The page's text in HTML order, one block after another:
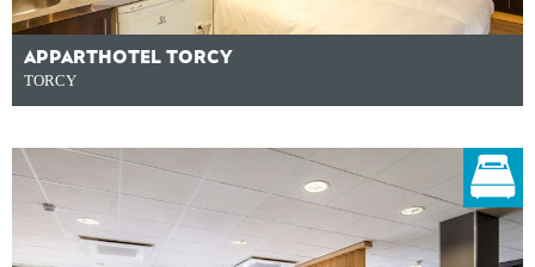
APPARTHOTEL TORCY
TORCY